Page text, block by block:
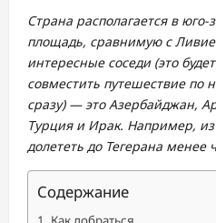
Страна располагается в
площадь, сравнимую с
интересные соседи (это
совместить путешествие по
сразу) — это Азербайджан,
Турция и Ирак. Например,
долететь до Тегерана менее
Содержание